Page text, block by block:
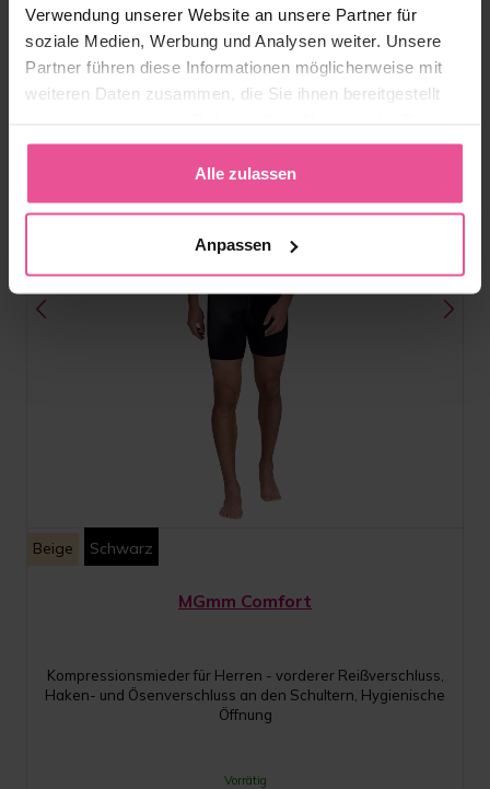
Verwendung unserer Website an unsere Partner für
soziale Medien, Werbung und Analysen weiter. Unsere
Partner führen diese Informationen möglicherweise mit
weiteren Daten zusammen, die Sie ihnen bereitgestellt
gesammelt haben.
Alle zulassen
Anpassen
129,90€
Beige Schwarz
MGmm Comfort
Kompressionsmieder für Herren - vorderer Reißverschluss,
Haken- und Ösenverschluss an den Schultern, Hygienische
Öffnung
Vorrätig